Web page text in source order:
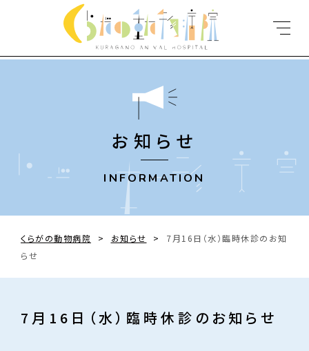
お知らせ
INFORMATION
くらがの動物病院 > お知らせ >
7月16日（水）臨時休診のお知
らせ
7月16日（水）臨時休診のお知らせ